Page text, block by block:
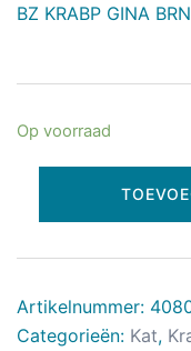
BZ KRABP GINA
Op voorraad
Artikelnummer:
Categorieën: Kat,